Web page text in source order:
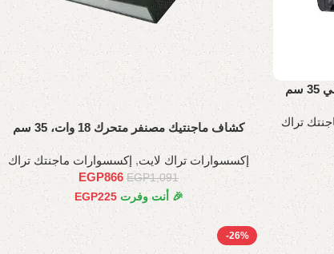
تراك كشاف ماجنتيك مصنفر متحرك 18 وات، 35 سم
إكسسوارات تراك لايت, إكسسوارات ماجنتك تراك
EGP1,091
EGP866
🎉 أنت وفرت EGP225
-26%